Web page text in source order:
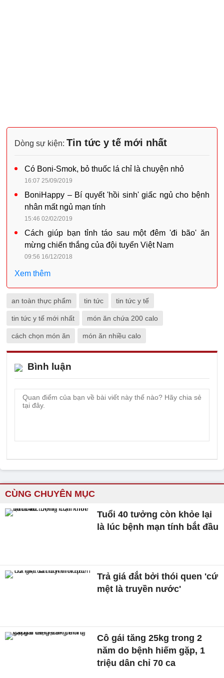
Dòng sự kiện: Tin tức y tế mới nhất
Có Boni-Smok, bỏ thuốc lá chỉ là chuyện nhỏ
16:07 25/09/2019
BoniHappy – Bí quyết 'hồi sinh' giấc ngủ cho bệnh
nhân mất ngủ mạn tính
15:46 02/02/2019
Cách giúp bạn tỉnh táo sau một đêm 'đi bão' ăn
mừng chiến thắng của đội tuyển Việt Nam
09:56 16/12/2018
Xem thêm
an toàn thực phẩm tin tức tin tức y tế
tin tức y tế mới nhất món ăn chứa 200 calo
cách chọn món ăn món ăn nhiều calo
Bình luận
CÙNG CHUYÊN MỤC
Tuổi 40 tưởng còn khỏe lại
là lúc bệnh mạn tính bắt đầu
Trả giá đắt bởi thói quen 'cứ
mệt là truyền nước'
Cô gái tăng 25kg trong 2
năm do bệnh hiếm gặp, 1
triệu dân chỉ 70 ca